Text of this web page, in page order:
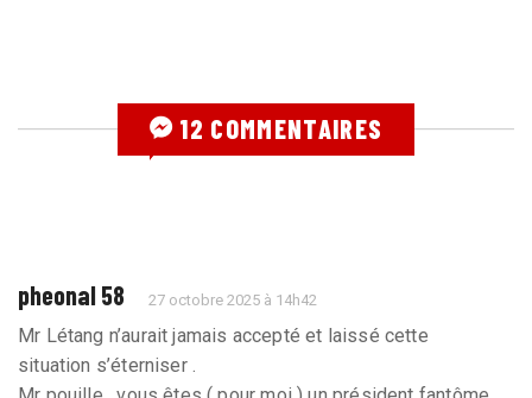
12 COMMENTAIRES
pheonal 58 27 octobre 2025 à 14h42
Mr Létang n’aurait jamais accepté et laissé cette
situation s’éterniser .